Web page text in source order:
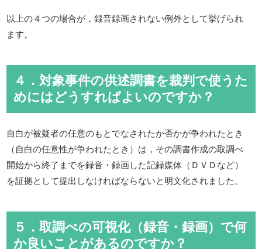
以上の４つの場合が，録音録画されない例外として挙げられ
ます。
４．対象事件の供述調書を裁判で使うた
めにはどうすればよいのですか？
自白が被疑者の任意のもとでなされたか否かが争われたとき
（自白の任意性が争われたとき）は，その調書作成の取調べ
開始から終了までを録音・録画した記録媒体（ＤＶＤなど）
を証拠として提出しなければならないと明文化されました。
５．取調べの可視化（録音・録画）で何
か良いことがあるのですか？